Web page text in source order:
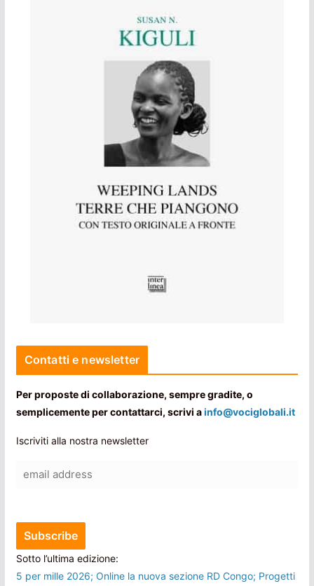
Contatti e newsletter
Per proposte di collaborazione, sempre gradite, o
semplicemente per contattarci, scrivi ainfo@vociglobali.it
Iscriviti alla nostra newsletter
Sotto l’ultima edizione:
5 per mille 2026; Online la nuova sezione RD Congo; Progetti